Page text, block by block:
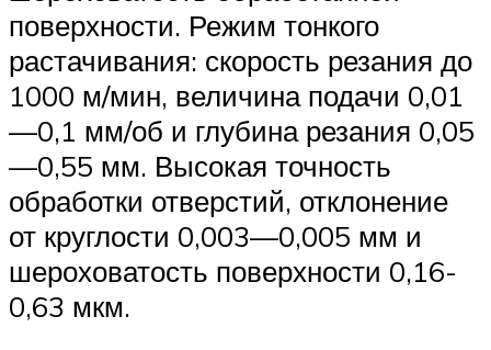
поверхности. Режим тонкого
растачивания: скорость резания до
1000 м/мин, величина подачи 0,01
—0,1 мм/об и глубина резания 0,05
—0,55 мм. Высокая точность
обработки отверстий, отклонение
от круглости 0,003—0,005 мм и
шероховатость поверхности 0,16-
0,63 мкм.